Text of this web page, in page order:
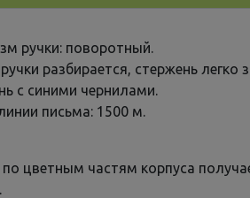
ручки: поворотный.
разбирается, стержень легко
с синими чернилами.
письма: 1500 м.
по цветным частям корпуса